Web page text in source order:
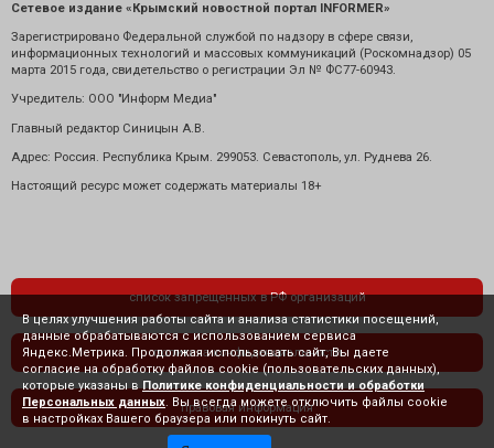
Сетевое издание «Крымский новостной портал INFORMER»
Зарегистрировано Федеральной службой по надзору в сфере связи,
информационных технологий и массовых коммуникаций (Роскомнадзор) 05
марта 2015 года, свидетельство о регистрации Эл № ФС77-60943.
Учредитель: ООО "Информ Медиа"
Главный редактор Синицын А.В.
Адрес: Россия. Республика Крым. 299053. Севастополь, ул. Руднева 26.
Настоящий ресурс может содержать материалы 18+
список запрещенных в РФ организаций
политика конфиденциальности
правовая информация
В целях улучшения работы сайта и анализа статистики посещений,
данные обрабатываются с использованием сервиса
Яндекс.Метрика. Продолжая использовать сайт, Вы даете
согласие на обработку файлов cookie (пользовательских данных),
которые указаны в Политике конфиденциальности и обработки
Персональных данных . Вы всегда можете отключить файлы cookie
в настройках Вашего браузера или покинуть сайт.